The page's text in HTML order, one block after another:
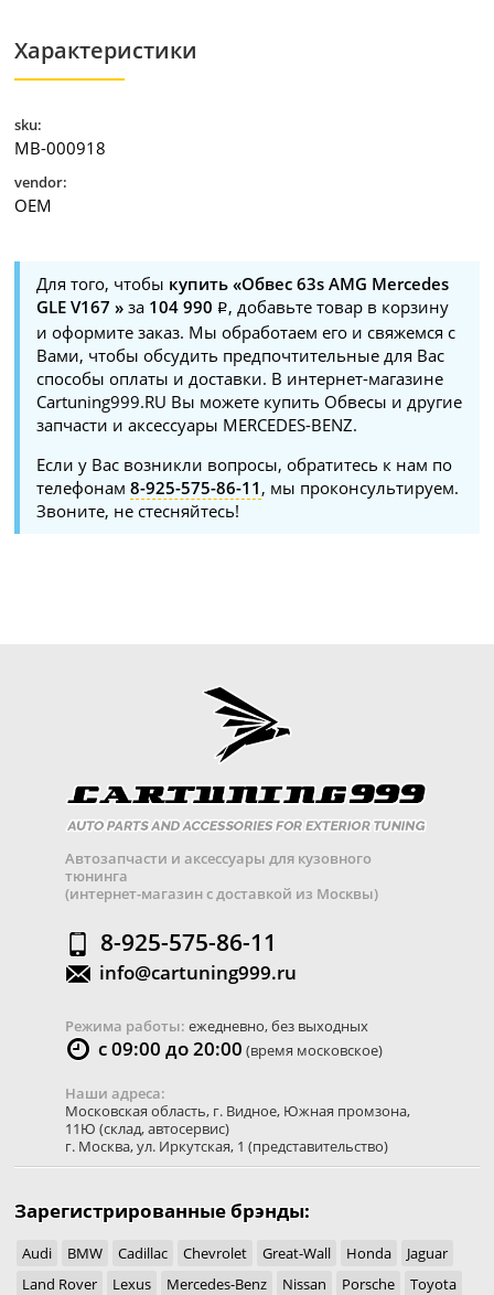
Характеристики
sku:
MB-000918
vendor:
OEM
Для того, чтобы купить «Обвес 63s AMG Mercedes
GLE V167 » за 104 990
, добавьте товар в корзину
и оформите заказ. Мы обработаем его и свяжемся с
Вами, чтобы обсудить предпочтительные для Вас
способы оплаты и доставки. В интернет-магазине
Cartuning999.RU Вы можете купить Обвесы и другие
запчасти и аксессуары MERCEDES-BENZ.
Если у Вас возникли вопросы, обратитесь к нам по
телефонам8-925-575-86-11 , мы проконсультируем.
Звоните, не стесняйтесь!
Автозапчасти и аксессуары для кузовного
тюнинга
(интернет-магазин с доставкой из Москвы)
8-925-575-86-11
info@cartuning999.ru
Режима работы: ежедневно, без выходных
с 09:00 до 20:00 (время московское)
Наши адреса:
Московская область, г. Видное, Южная промзона,
11Ю (склад, автосервис)
г. Москва,ул. Иркутская, 1 (представительство)
Зарегистрированные брэнды:
Audi BMW Cadillac Chevrolet Great-Wall Honda
Jaguar
Land Rover
Lexus Mercedes-Benz Nissan Porsche
Toyota